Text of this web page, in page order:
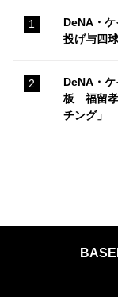
DeNA・
投げ与四
DeNA・
板 福留孝
チング」